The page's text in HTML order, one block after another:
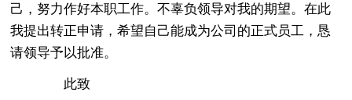
己，努力作好本职工作。不辜负领导对我的期望。在此
我提出转正申请，希望自己能成为公司的正式员工，恳
请领导予以批准。
此致